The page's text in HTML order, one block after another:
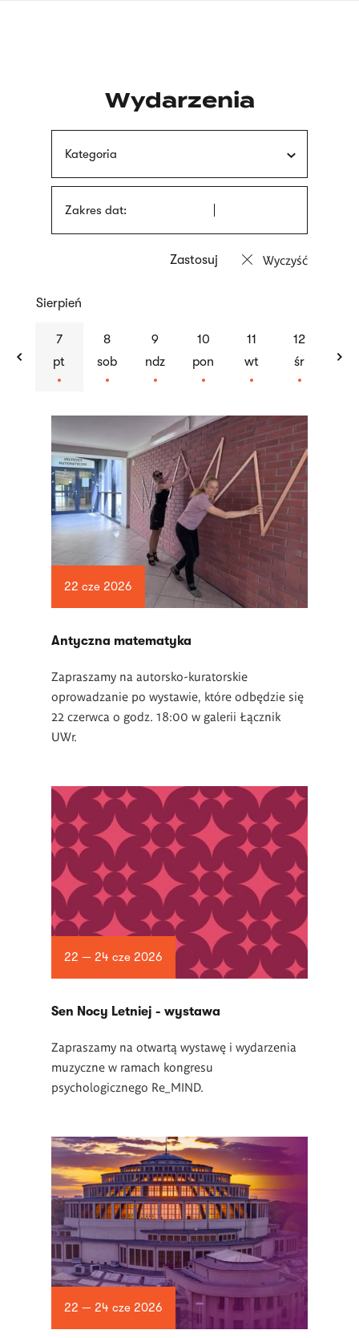
Wydarzenia
Kategoria
Zakres dat:
Wyczyść
previous
Sierpień
7
pt
8
sob
9
ndz
10
pon
11
wt
12
śr
Lista
artykułów
22 cze 2026
Antyczna matematyka
Zapraszamy na autorsko-kuratorskie
oprowadzanie po wystawie, które odbędzie się
22 czerwca o godz. 18:00 w galerii Łącznik
UWr.
22 — 24 cze 2026
Sen Nocy Letniej - wystawa
Zapraszamy na otwartą wystawę i wydarzenia
muzyczne w ramach kongresu
psychologicznego Re_MIND.
22 — 24 cze 2026